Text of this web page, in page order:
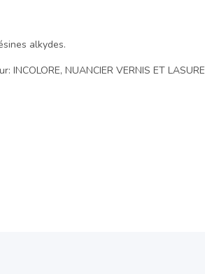
alkydes.
NUANCIER VERNIS ET